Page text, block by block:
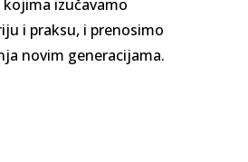
izučavamo
i praksu, i prenosimo
novim generacijama.